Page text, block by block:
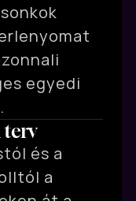
egyedi
terv
és a
a